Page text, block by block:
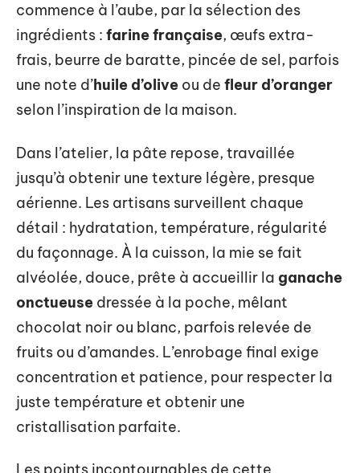
commence à l’aube, par la sélection des
ingrédients : farine française, œufs extra-
frais, beurre de baratte, pincée de sel, parfois
une note d’huile d’olive ou de fleur d’oranger
selon l’inspiration de la maison.
Dans l’atelier, la pâte repose, travaillée
jusqu’à obtenir une texture légère, presque
aérienne. Les artisans surveillent chaque
détail : hydratation, température, régularité
du façonnage. À la cuisson, la mie se fait
alvéolée, douce, prête à accueillir la ganache
onctueuse dressée à la poche, mêlant
chocolat noir ou blanc, parfois relevée de
fruits ou d’amandes. L’enrobage final exige
concentration et patience, pour respecter la
juste température et obtenir une
cristallisation parfaite.